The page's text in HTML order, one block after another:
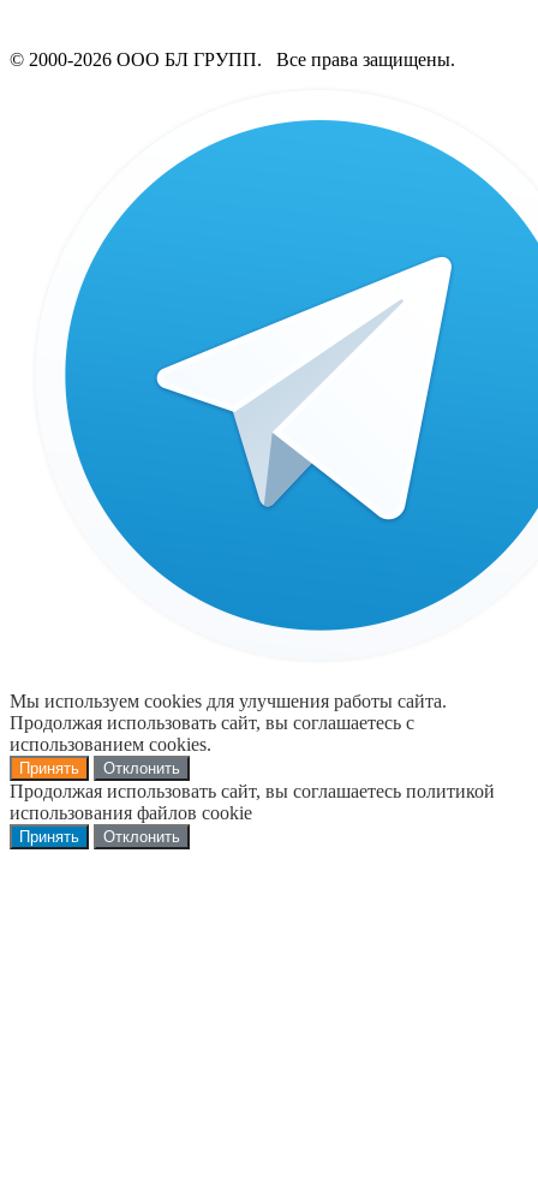
© 2000-2026 ООО БЛ ГРУПП. Все права защищены.
Мы используем cookies для улучшения работы сайта.
Продолжая использовать сайт, вы соглашаетесь с
использованием cookies.
Принять Отклонить
Продолжая использовать сайт, вы соглашаетесь политикой
использования файлов cookie
Принять Отклонить